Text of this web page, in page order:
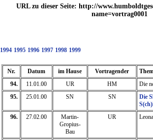
URL zu dieser Seite: http://
name=vortrag0001
1994 1995 1996 1997 1998 1999
Nr. Datum im Hause Vortragender
94.
11.01.00 UR HM
Die
95.
25.01.00 SN SN
Die
96.
27.02.00
Martin-
Gropius-
Bau
UR